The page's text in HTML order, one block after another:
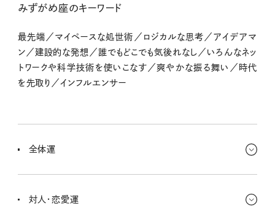
みずがめ座のキーワード
最先端／マイペースな処世術／ロジカルな思考／アイデアマ
ン／建設的な発想／誰でもどこでも気後れなし／いろんなネッ
トワークや科学技術を使いこなす／爽やかな振る舞い／時代
を先取り／インフルエンサー
全体運
ものが思い出せると思うけど、これ私に必要なの？って整理されるこ
対人・恋愛運